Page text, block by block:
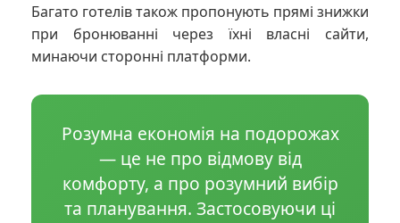
Багато готелів також пропонують прямі знижки
при бронюванні через їхні власні сайти,
минаючи сторонні платформи.
Розумна економія на подорожах
— це не про відмову від
комфорту, а про розумний вибір
та планування. Застосовуючи ці